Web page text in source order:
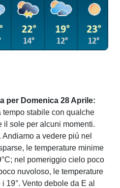
per Domenica 28 Aprile:
tempo stabile con qualche
il sole per alcuni momenti.
a vedere piú nel
le temperature minime
nel pomeriggio cielo poco
nuvoloso, le temperature
19°. Vento debole da E al